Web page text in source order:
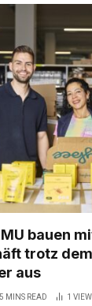
bauen
trotz
aus
5 MINS READ 1